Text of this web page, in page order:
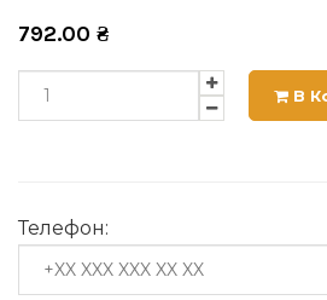
792.00 ₴
В
Телефон: